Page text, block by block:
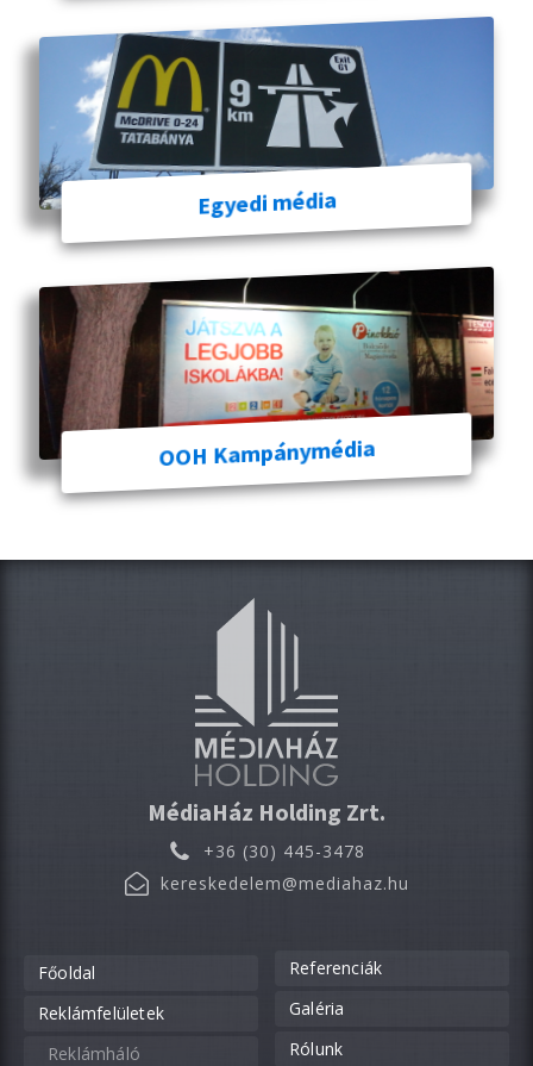
Egyedi média
OOH Kampánymédia
MédiaHáz Holding Zrt.
+36 (30) 445-3478
kereskedelem@mediahaz.hu
Főoldal
Reklámfelületek
Reklámháló
Referenciák
Galéria
Rólunk